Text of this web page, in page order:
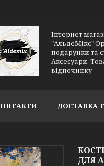
Інтернет
"АльдеМікс"
подарунки та
Аксесуари.
відпочинку
ДОСТАВКА
ДЛЯ